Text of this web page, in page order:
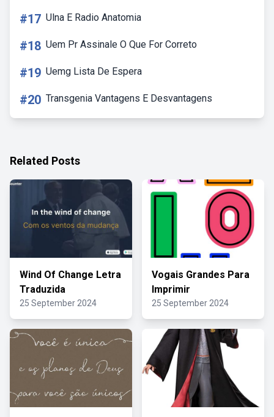
#17 Ulna E Radio Anatomia
#18 Uem Pr Assinale O Que For Correto
#19 Uemg Lista De Espera
#20 Transgenia Vantagens E Desvantagens
Related Posts
Wind Of Change Letra
Traduzida
25 September 2024
Vogais Grandes Para
Imprimir
25 September 2024